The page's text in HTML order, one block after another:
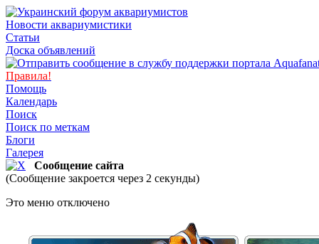
Новости аквариумистики
Статьи
Доска объявлений
Правила!
Помощь
Календарь
Поиск
Поиск по меткам
Блоги
Галерея
Сообщение сайта
(Сообщение закроется через 2 секунды)
Это меню отключено